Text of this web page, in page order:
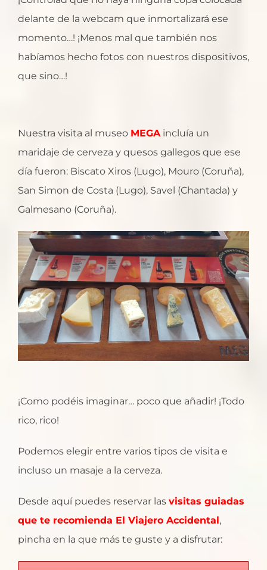
delante de la webcam que inmortalizará ese
momento…! ¡Menos mal que también nos
habíamos hecho fotos con nuestros dispositivos,
que sino…!
Nuestra visita al museo MEGA incluía un
maridaje de cerveza y quesos gallegos que ese
día fueron: Biscato Xiros (Lugo), Mouro (Coruña),
San Simon de Costa (Lugo), Savel (Chantada) y
Galmesano (Coruña).
¡Como podéis imaginar… poco que añadir! ¡Todo
rico, rico!
Podemos elegir entre varios tipos de visita e
incluso un masaje a la cerveza.
Desde aquí puedes reservar las visitas guiadas
que te recomienda El Viajero Accidental,
pincha en la que más te guste y a disfrutar: